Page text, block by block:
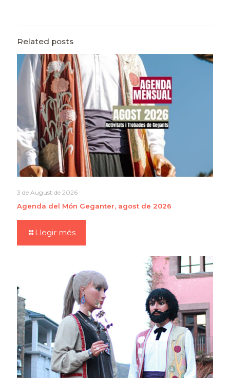
Related posts
3 de August de 2026
Agenda del Món Geganter, agost de 2026
Llegir més